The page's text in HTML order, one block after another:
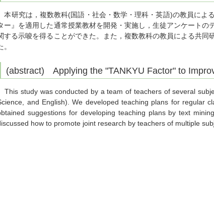
本研究は，複数教科(国語・社会・数学・理科・英語)の教員によ
ー』を適用した通常授業教材を開発・実施し，生徒アンケートの
する示唆を得ることができた。また，複数教科の教員による共同
。
(abstract) Applying the "TANKYU Factor" to
This study was conducted by a team of teachers of several
and English). We developed teaching plans for regular
suggestions for developing teaching plans by text
how to promote joint research by teachers of multiple